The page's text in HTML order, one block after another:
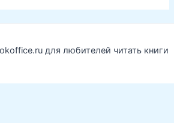
для любителей читать книги